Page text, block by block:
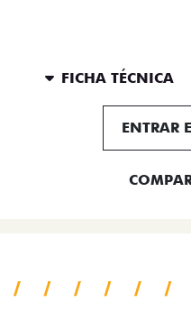
FICHA TÉCNICA
ENTRAR